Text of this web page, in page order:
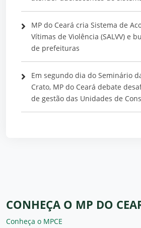
MP do Ceará cria Sistema de
Vítimas de Violência (SALVV) e
de prefeituras
Em segundo dia do Seminário
Crato, MP do Ceará debate
de gestão das Unidades de
CONHEÇA O MP DO
Conheça o MPCE